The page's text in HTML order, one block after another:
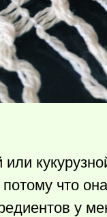
что
у